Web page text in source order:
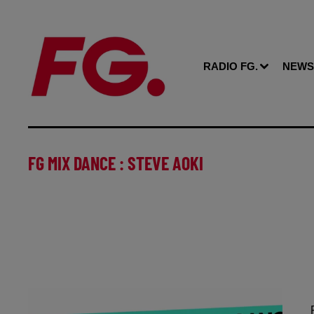
RADIO FG. NEWS
FG MIX DANCE : STEVE AOKI